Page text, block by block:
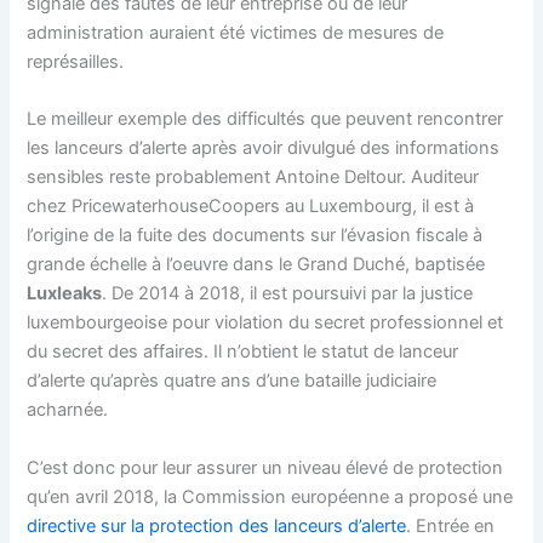
administration auraient été victimes de mesures de
représailles.
Le meilleur exemple des difficultés que peuvent rencontrer
les lanceurs d’alerte après avoir divulgué des informations
sensibles reste probablement Antoine Deltour. Auditeur
chez PricewaterhouseCoopers au Luxembourg, il est à
l’origine de la fuite des documents sur l’évasion fiscale à
grande échelle à l’oeuvre dans le Grand Duché, baptisée
Luxleaks. De 2014 à 2018, il est poursuivi par la justice
luxembourgeoise pour violation du secret professionnel et
du secret des affaires. Il n’obtient le statut de lanceur
d’alerte qu’après quatre ans d’une bataille judiciaire
acharnée.
C’est donc pour leur assurer un niveau élevé de protection
qu’en avril 2018, la Commission européenne a proposé une
directive sur la protection des lanceurs d’alerte. Entrée en